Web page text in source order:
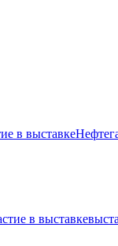
в выставке
в выставке